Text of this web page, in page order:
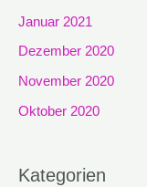
Januar 2021
Dezember 2020
November 2020
Oktober 2020
Kategorien